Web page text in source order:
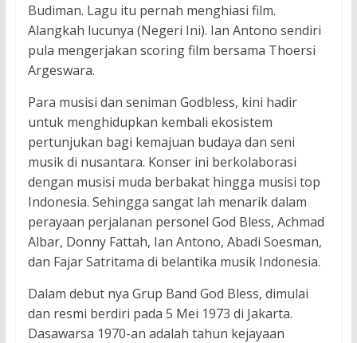
Budiman. Lagu itu pernah menghiasi film.
Alangkah lucunya (Negeri Ini). Ian Antono sendiri
pula mengerjakan scoring film bersama Thoersi
Argeswara.
Para musisi dan seniman Godbless, kini hadir
untuk menghidupkan kembali ekosistem
pertunjukan bagi kemajuan budaya dan seni
musik di nusantara. Konser ini berkolaborasi
dengan musisi muda berbakat hingga musisi top
Indonesia. Sehingga sangat lah menarik dalam
perayaan perjalanan personel God Bless, Achmad
Albar, Donny Fattah, Ian Antono, Abadi Soesman,
dan Fajar Satritama di belantika musik Indonesia.
Dalam debut nya Grup Band God Bless, dimulai
dan resmi berdiri pada 5 Mei 1973 di Jakarta.
Dasawarsa 1970-an adalah tahun kejayaan